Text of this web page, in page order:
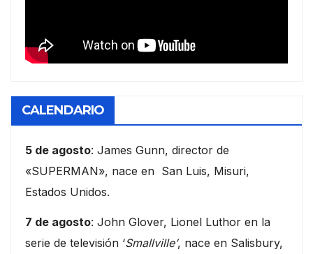
CALENDARIO
5 de agosto: James Gunn, director de
«SUPERMAN», nace en San Luis, Misuri,
Estados Unidos.
7 de agosto: John Glover, Lionel Luthor en la
serie de televisión ‘Smallville’, nace en Salisbury,